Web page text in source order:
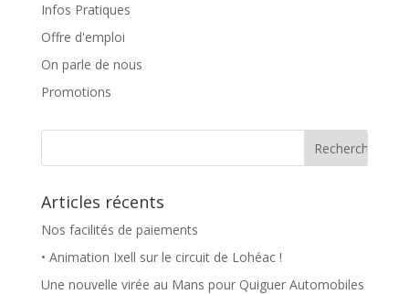
Infos Pratiques
Offre d'emploi
On parle de nous
Promotions
Articles récents
Nos facilités de paiements
• Animation Ixell sur le circuit de Lohéac !
Une nouvelle virée au Mans pour Quiguer Automobiles